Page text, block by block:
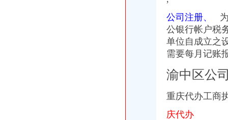
武汉外贸公司注册【价格,品牌,供应商】-中国制造网,武汉网通知
注册外贸公司的条件与要求_创业家园_天涯论坛_天涯社区
注册外贸公司、香港公司注册、商标注册_财务会计_商贸服务网络服
外贸公司怎么注册,外贸公司注册流程-法律知识大全|律师365(.
供应海贸易公司办理,上海办理进出口贸易,办理注册外贸公司-企汇网
公司注册、
公银行帐户税
单位自成立之
需要每月记账
渝中区公
重庆代办工商
庆代办